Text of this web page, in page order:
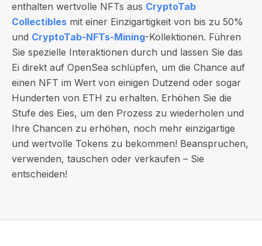
enthalten wertvolle NFTs aus CryptoTab
Collectibles mit einer Einzigartigkeit von bis zu 50%
und CryptoTab-NFTs-Mining-Kollektionen. Führen
Sie spezielle Interaktionen durch und lassen Sie das
Ei direkt auf OpenSea schlüpfen, um die Chance auf
einen NFT im Wert von einigen Dutzend oder sogar
Hunderten von ETH zu erhalten. Erhöhen Sie die
Stufe des Eies, um den Prozess zu wiederholen und
Ihre Chancen zu erhöhen, noch mehr einzigartige
und wertvolle Tokens zu bekommen! Beanspruchen,
verwenden, tauschen oder verkaufen – Sie
entscheiden!